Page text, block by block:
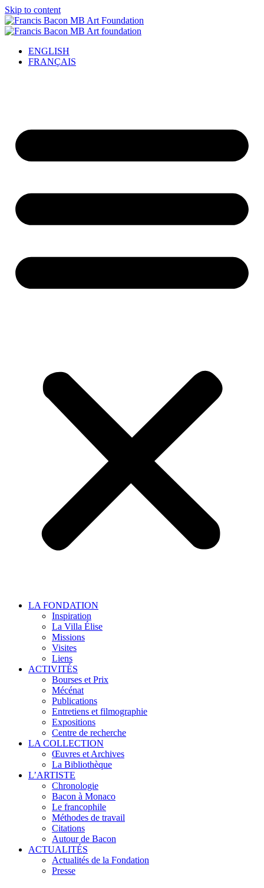
Skip to content
ENGLISH
FRANÇAIS
LA FONDATION
Inspiration
La Villa Élise
Missions
Visites
Liens
ACTIVITÉS
Bourses et Prix
Mécénat
Publications
Entretiens et filmographie
Expositions
Centre de recherche
LA COLLECTION
Œuvres et Archives
La Bibliothèque
L’ARTISTE
Chronologie
Bacon à Monaco
Le francophile
Méthodes de travail
Citations
Autour de Bacon
ACTUALITÉS
Actualités de la Fondation
Presse